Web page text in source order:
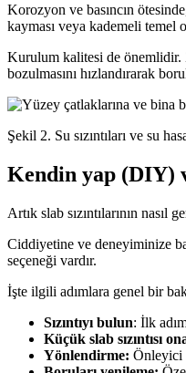
Korozyon ve basıncın
kayması veya kademeli temel
Kurulum kalitesi de önemlidir.
bozulmasını hızlandırarak
Şekil 2. Su sızıntıları ve su
Kendin yap (DIY)
Artık slab sızıntılarının
Ciddiyetine ve deneyiminize
seçeneği vardır.
İşte ilgili adımlara genel bir
Sızıntıyı bulun: İlk
Küçük slab sızıntısı
Yönlendirme: Önleyici